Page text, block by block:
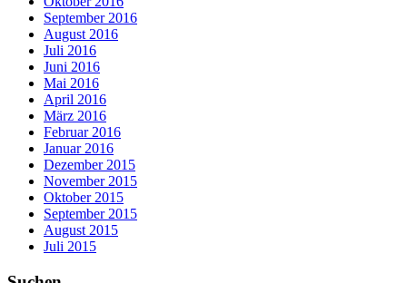
September 2016
August 2016
Juli 2016
Juni 2016
Mai 2016
April 2016
März 2016
Februar 2016
Januar 2016
Dezember 2015
November 2015
Oktober 2015
September 2015
August 2015
Juli 2015